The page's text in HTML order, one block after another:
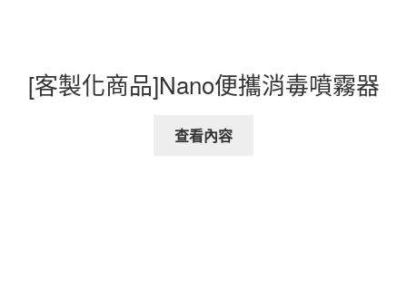
[客製化商品]Nano便攜消毒噴霧器
查看內容